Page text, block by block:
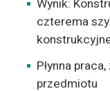
Wynik:
czterema
Płynna
przedmiotu